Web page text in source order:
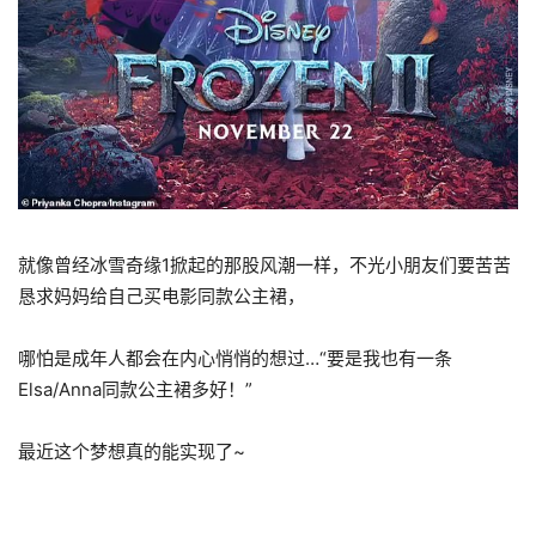
就像曾经冰雪奇缘1掀起的那股风潮一样，不光小朋友们要苦苦
恳求妈妈给自己买电影同款公主裙，
哪怕是成年人都会在内心悄悄的想过…“要是我也有一条
Elsa/Anna同款公主裙多好！”
最近这个梦想真的能实现了~